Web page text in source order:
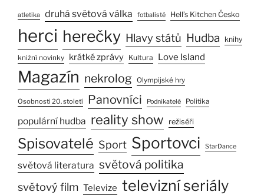
atletika druhá světová válka fotbalisté Hell’s Kitchen Česko
herci herečky Hlavy států Hudba knihy
knižní novinky krátké zprávy Kultura Love Island
Magazín nekrolog Olympijské hry
Osobnosti 20. století Panovníci Podnikatelé Politika
populární hudba reality show režiséři
Spisovatelé Sport Sportovci StarDance
světová literatura světová politika
světový film Televize televizní seriály